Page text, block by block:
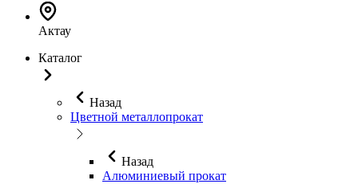
Актау
Каталог
Назад
Цветной металлопрокат
Назад
Алюминиевый прокат